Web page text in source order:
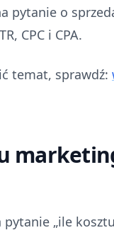
pytanie o
CPC i CPA.
temat, sprawdź:
pytanie „ile